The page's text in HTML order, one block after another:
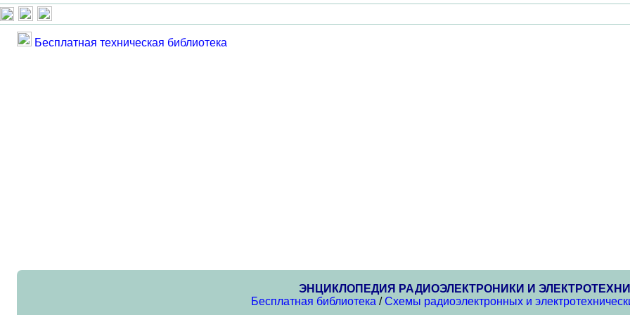
Бесплатная техническая библиотека
ЭНЦИКЛОПЕДИЯ РАДИОЭЛЕКТРОНИКИ И
Бесплатная библиотека /Схемы радиоэлектронных и